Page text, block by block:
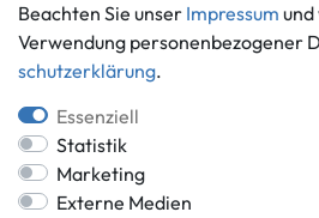
Häufig gestellte Fragen
Zahlung und Versand
Batterieentsorgung
Beachten Sie unser Impressum
Verwendung personenbezogener
schutz­erklärung.
Essenziell
Statistik
Marketing
Externe Medien